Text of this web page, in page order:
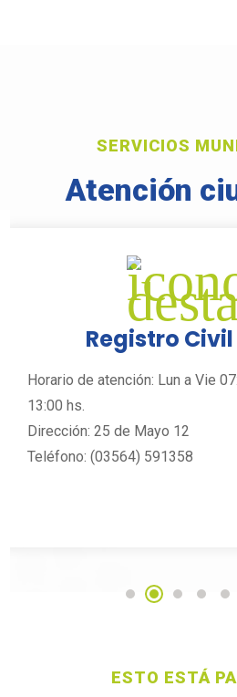
SERVICIOS
Atención
Registro Civil
Horario de atención: Lun a Vie
13:00 hs.
Dirección: 25 de Mayo 12
Teléfono: (03564) 591358
ESTO ESTÁ
agosto 8, 2026 noticias